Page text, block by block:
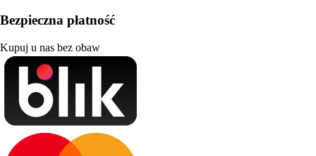
Bezpieczna płatność
Kupuj u nas bez obaw